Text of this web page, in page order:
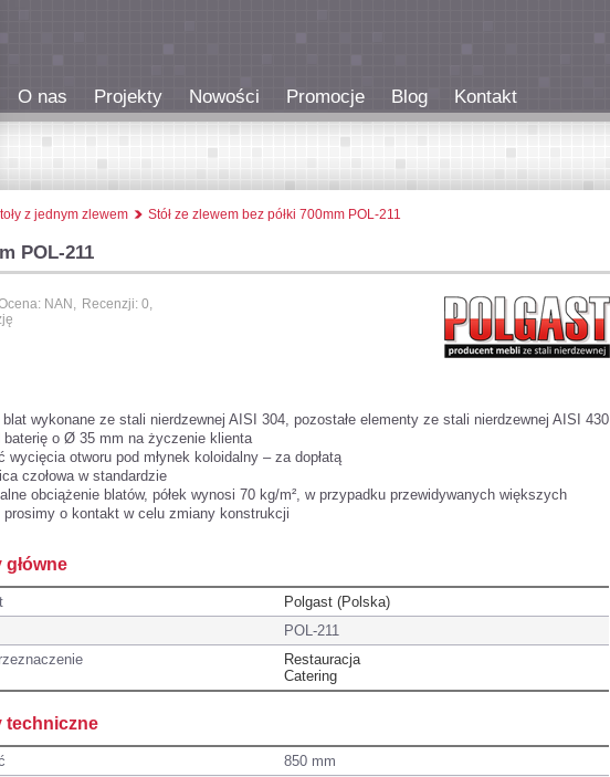
O nas Projekty Nowości Promocje Blog Kontakt
z jednym zlewem Stół ze zlewem bez półki 700mm POL-211
POL-211
NAN, Recenzji: 0,
wykonane ze stali nierdzewnej AISI 304, pozostałe elementy ze stali nierdzewnej AISI 430
baterię o Ø 35 mm na życzenie klienta
wycięcia otworu pod młynek koloidalny – za dopłatą
czołowa w standardzie
obciążenie blatów, półek wynosi 70 kg/m², w przypadku przewidywanych większych
prosimy o kontakt w celu zmiany konstrukcji
główne
Polgast (Polska)
POL-211
Restauracja
Catering
techniczne
850 mm